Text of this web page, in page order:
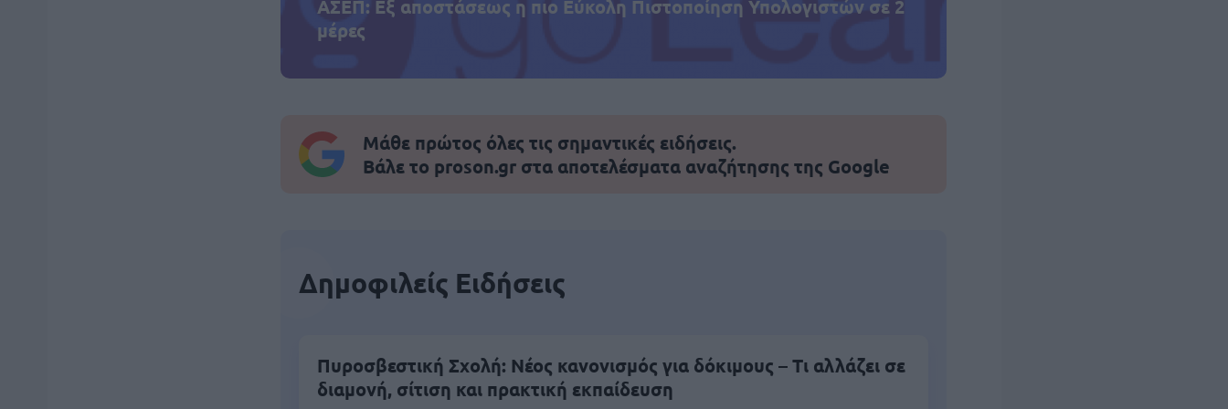
ΑΣΕΠ: Εξ αποστάσεως η πιο Εύκολη Πιστοποίηση Υπολογιστών σε 2
μέρες
Μάθε πρώτος όλες τις σημαντικές ειδήσεις.
Βάλε το proson.gr στα αποτελέσματα αναζήτησης της Google
Δημοφιλείς Ειδήσεις
Πυροσβεστική Σχολή: Νέος κανονισμός για δόκιμους – Τι αλλάζει σε
διαμονή, σίτιση και πρακτική εκπαίδευση